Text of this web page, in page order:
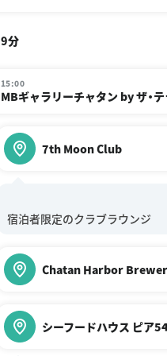
9分
15:00
MBギャラリーチャタン by ザ・
7th Moon Club
Chatan Harbor
シーフードハウス ピア